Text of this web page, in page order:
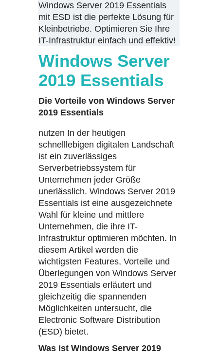
Windows Server 2019 Essentials
mit ESD ist die perfekte Lösung für
Kleinbetriebe. Optimieren Sie Ihre
IT-Infrastruktur einfach und effektiv!
Windows Server
2019 Essentials
Die Vorteile von Windows Server
2019 Essentials
nutzen In der heutigen
schnelllebigen digitalen Landschaft
ist ein zuverlässiges
Serverbetriebssystem für
Unternehmen jeder Größe
unerlässlich. Windows Server 2019
Essentials ist eine ausgezeichnete
Wahl für kleine und mittlere
Unternehmen, die ihre IT-
Infrastruktur optimieren möchten. In
diesem Artikel werden die
wichtigsten Features, Vorteile und
Überlegungen von Windows Server
2019 Essentials erläutert und
gleichzeitig die spannenden
Möglichkeiten untersucht, die
Electronic Software Distribution
(ESD) bietet.
Was ist Windows Server 2019